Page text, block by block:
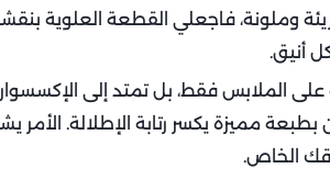
وملونة، فاجعلي القطعة العلوية
أنيق.
على الملابس فقط، بل تمتد إلى
بطبعة مميزة يكسر رتابة الإطلالة.
الخاص.